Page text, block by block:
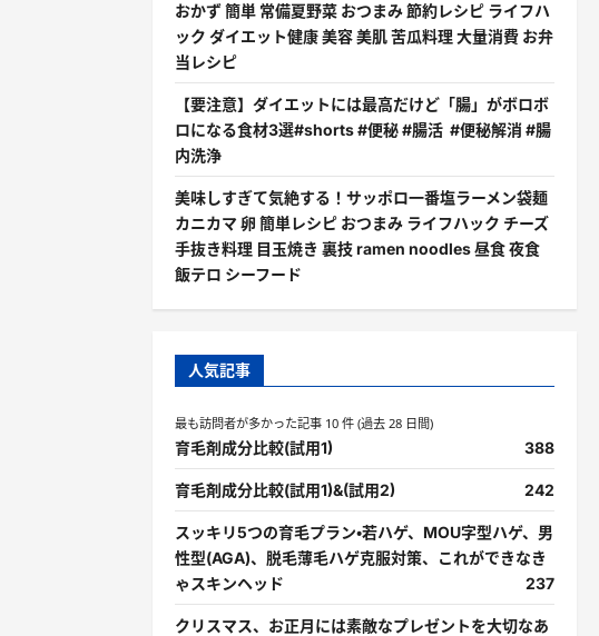
おかず 簡単 常備夏野菜 おつまみ 節約レシピ ライフハ
ック ダイエット健康 美容 美肌 苦瓜料理 大量消費 お弁
当レシピ
【要注意】ダイエットには最高だけど「腸」がボロボ
ロになる食材3選#shorts #便秘 #腸活 #便秘解消 #腸
内洗浄
美味しすぎて気絶する！サッポロ一番塩ラーメン袋麺
カニカマ 卵 簡単レシピ おつまみ ライフハック チーズ
手抜き料理 目玉焼き 裏技 ramen noodles 昼食 夜食
飯テロ シーフード
人気記事
最も訪問者が多かった記事 10 件 (過去 28 日間)
育毛剤成分比較(試用1) 388
育毛剤成分比較(試用1)&(試用2) 242
スッキリ5つの育毛プラン・若ハゲ、MOU字型ハゲ、男
性型(AGA)、脱毛薄毛ハゲ克服対策、これができなき
ゃスキンヘッド
237
クリスマス、お正月には素敵なプレゼントを大切なあ